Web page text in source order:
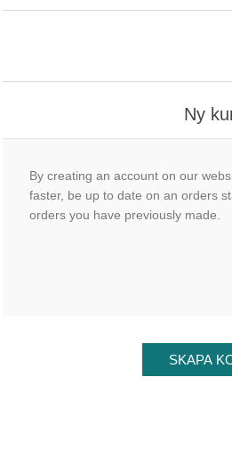
Ny
By creating an account on our
faster, be up to date on an orders
orders you have previously made.